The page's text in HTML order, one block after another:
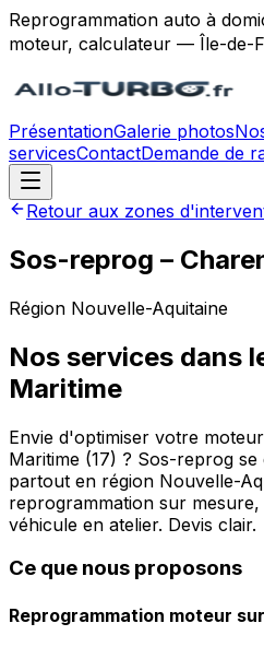
Reprogrammation auto à
moteur, calculateur — Île-de-
PrésentationGalerie photos
servicesContactDemande de
Retour aux zones
Sos-reprog –
Région Nouvelle-Aquitaine
Nos services dans
Maritime
Envie d'optimiser votre
Maritime (17) ? Sos-reprog se
partout en région Nouvelle-
reprogrammation sur
véhicule en atelier. Devis clair.
Ce que nous proposons
Reprogrammation moteur